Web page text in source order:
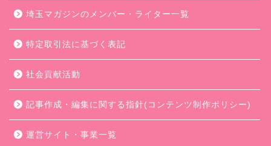
埼玉マガジンのメンバー・ライター一覧
特定取引法に基づく表記
社会貢献活動
記事作成・編集に関する指針(コンテンツ制作ポリシー)
運営サイト・事業一覧